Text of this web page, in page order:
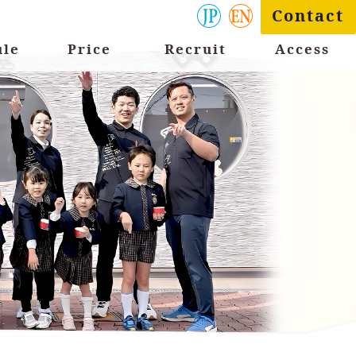
Contact
Price Recruit Access